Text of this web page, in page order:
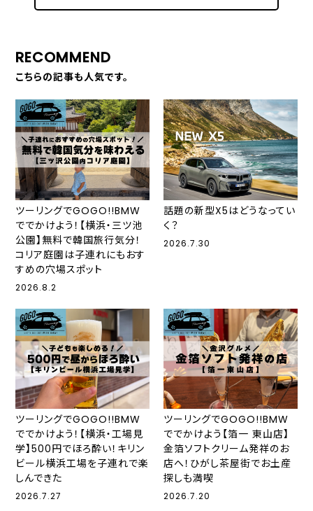
RECOMMEND
こちらの記事も人気です。
ツーリングでGOGO!!BMW
ででかけよう！【横浜・三ツ池
公園】無料で韓国旅行気分！
コリア庭園は子連れにもおす
すめの穴場スポット
2026.8.2
話題の新型X5はどうなってい
く？
2026.7.30
ツーリングでGOGO!!BMW
ででかけよう！【横浜・工場見
学】500円でほろ酔い！キリン
ビール横浜工場を子連れで楽
しんできた
2026.7.27
ツーリングでGOGO!!BMW
ででかけよう【箔一 東山店】
金箔ソフトクリーム発祥のお
店へ！ひがし茶屋街でお土産
探しも満喫
2026.7.20